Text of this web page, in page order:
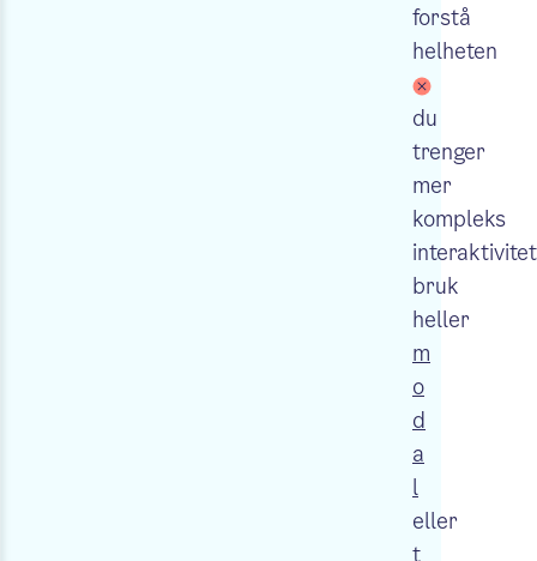
forstå
helheten
du
trenger
mer
kompleks
bruk
heller
m
o
d
a
l
eller
t